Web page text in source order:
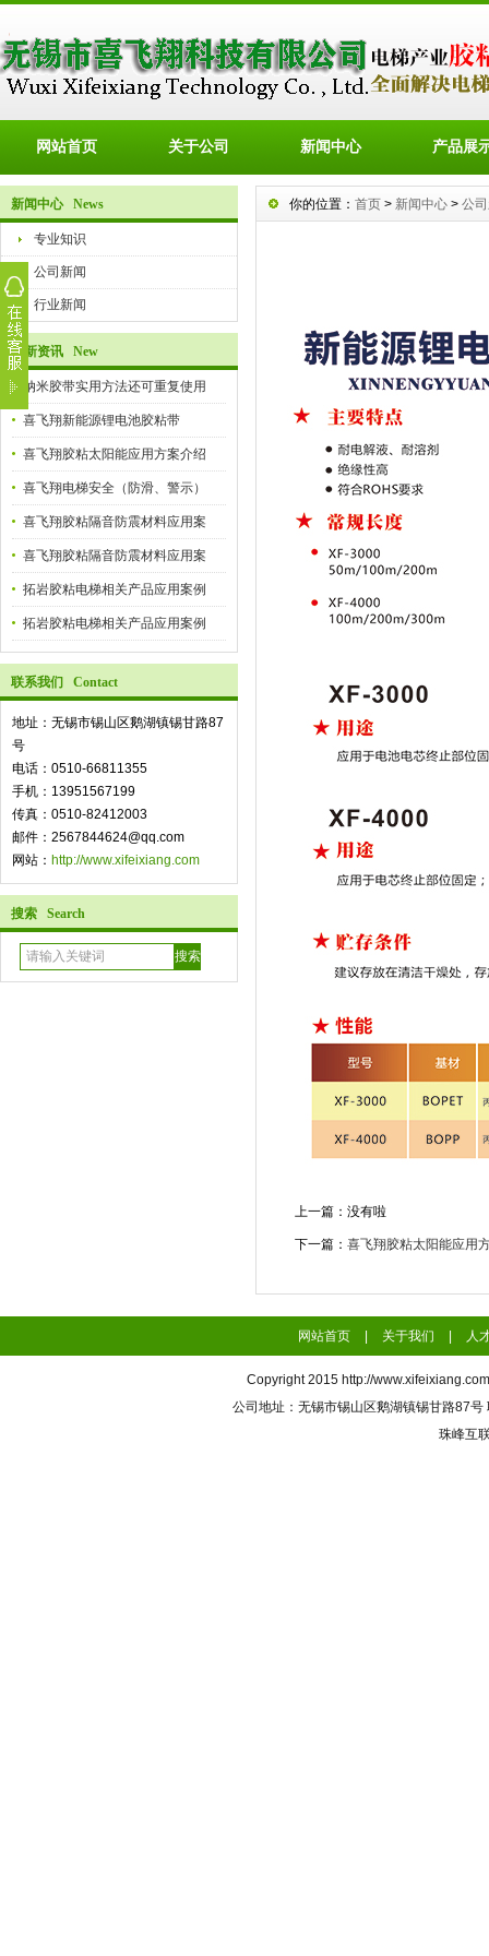
网站首页 关于公司 新闻中心 产品展
新闻中心 News
专业知识
公司新闻
行业新闻
最新资讯 New
纳米胶带实用方法还可重复使用
喜飞翔新能源锂电池胶粘带
喜飞翔胶粘太阳能应用方案介绍
喜飞翔电梯安全（防滑、警示）
喜飞翔胶粘隔音防震材料应用案
喜飞翔胶粘隔音防震材料应用案
拓岩胶粘电梯相关产品应用案例
拓岩胶粘电梯相关产品应用案例
联系我们 Contact
地址：无锡市锡山区鹅湖镇锡甘路87
号
电话：0510-66811355
手机：13951567199
传真：0510-82412003
邮件：2567844624@qq.com
网站： http://www.xifeixiang.com
搜索 Search
你的位置： 首页 > 新闻中心 > 公
上一篇：没有啦
下一篇： 喜飞翔胶粘太阳能应用
网站首页 关于我们 人
Copyright 2015 http://www.xifeixiang.com
公司地址：无锡市锡山区鹅湖镇锡甘路87
珠峰互